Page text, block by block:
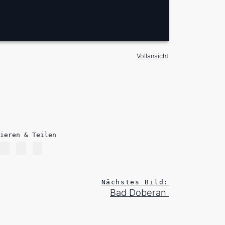
Vollansicht
& Teilen
Nächstes Bild:
Bad Doberan